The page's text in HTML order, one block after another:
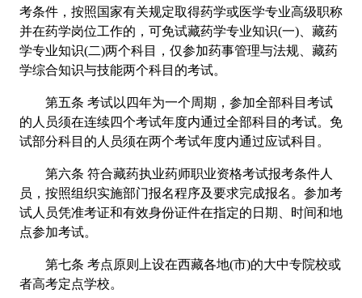
考条件，按照国家有关规定取得药学或医学专业高级职称
并在药学岗位工作的，可免试藏药学专业知识(一)、藏药
学专业知识(二)两个科目，仅参加药事管理与法规、藏药
学综合知识与技能两个科目的考试。
第五条 考试以四年为一个周期，参加全部科目考试
的人员须在连续四个考试年度内通过全部科目的考试。免
试部分科目的人员须在两个考试年度内通过应试科目。
第六条 符合藏药执业药师职业资格考试报考条件人
员，按照组织实施部门报名程序及要求完成报名。参加考
试人员凭准考证和有效身份证件在指定的日期、时间和地
点参加考试。
第七条 考点原则上设在西藏各地(市)的大中专院校或
者高考定点学校。